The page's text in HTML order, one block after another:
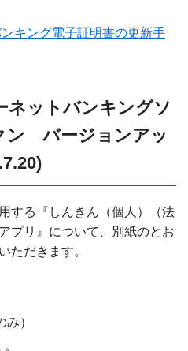
キング電子証明書の更新手
ネットバンキングソ
ン バージョンアッ
する『しんきん（個人）（法
プリ』について、別紙のとお
ただきます。
）